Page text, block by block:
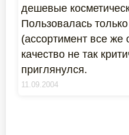
дешевые
Пользовалась
(ассортимент все
качество не так
приглянулся.
11.09.2004